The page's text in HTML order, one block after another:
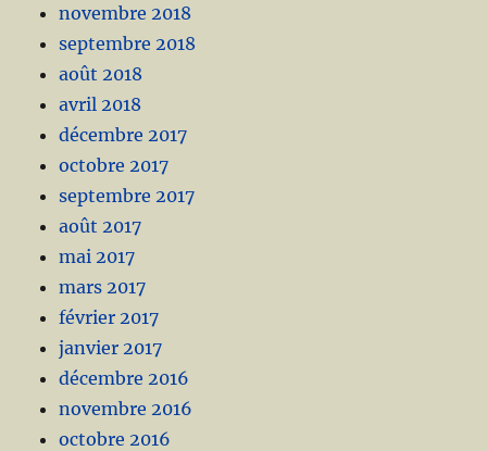
novembre 2018
septembre 2018
août 2018
avril 2018
décembre 2017
octobre 2017
septembre 2017
août 2017
mai 2017
mars 2017
février 2017
janvier 2017
décembre 2016
novembre 2016
octobre 2016